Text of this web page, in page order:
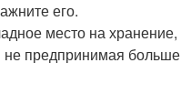
его.
место на хранение,
не предпринимая больше